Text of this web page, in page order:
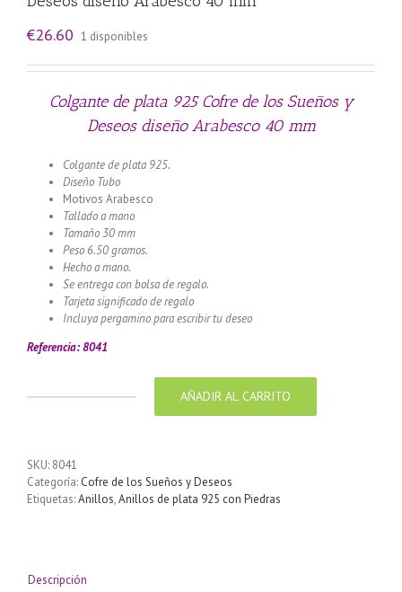
€26.60 1 disponibles
Colgante de plata 925 Cofre de los Sueños y
Deseos diseño Arabesco 40 mm
Colgante de plata 925.
Diseño Tubo
Motivos Arabesco
Tallado a mano
Tamaño 30 mm
Peso 6.50 gramos.
Hecho a mano.
Se entrega con bolsa de regalo.
Tarjeta significado de regalo
Incluya pergamino para escribir tu deseo
Referencia: 8041
de
los
diseño
AÑADIR AL CARRITO
SKU: 8041
Categoría: Cofre de los Sueños y Deseos
Etiquetas:Anillos,Anillos de plata 925 con Piedras
Descripción